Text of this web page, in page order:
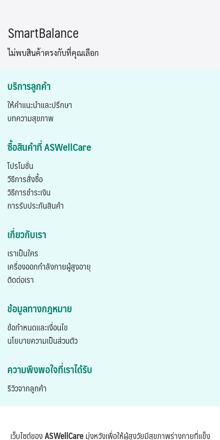
content
SmartBalance
ไม่พบสินค้าตรงกับที่คุณเลือก
บริการลูกค้า
ให้คำแนะนำและปรึกษา
บทความสุขภาพ
ซื้อสินค้าที่ ASWellCare
โปรโมชั่น
วีธีการสั่งซื้อ
วิธีการชำระเงิน
การรับประกันสินค้า
เกี่ยวกับเรา
เราเป็นใคร
เครื่องออกกำลังกายผู้สูงอายุ
ติดต่อเรา
ข้อมูลทางกฎหมาย
ข้อกำหนดและเงื่อนไข
นโยบายความเป็นส่วนตัว
ความพึงพอใจที่เราได้รับ
ริวิวจากลูกค้า
เว็บไซต์ของASWellCareมุ่งหวังเพื่อให้ผู้สูงวัยมีสุขภาพร่างกายที่แข็ง